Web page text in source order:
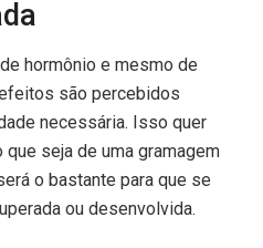
hormônio e mesmo de
são percebidos
necessária. Isso quer
seja de uma gramagem
o bastante para que se
ou desenvolvida.